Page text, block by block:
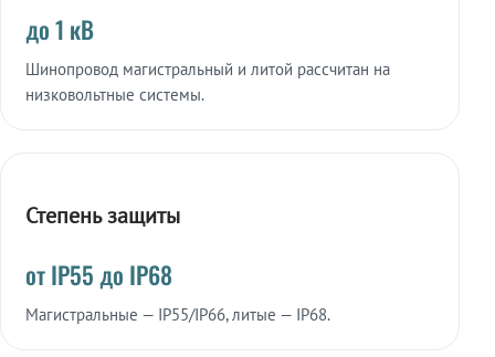
до 1 кВ
Шинопровод магистральный и литой рассчитан на
низковольтные системы.
Степень защиты
от IP55 до IP68
Магистральные — IP55/IP66, литые — IP68.